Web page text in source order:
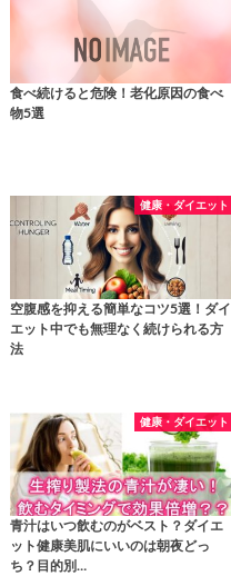
食べ続けると危険！老化原因の食べ
物5選
健康・ダイエット
空腹感を抑える簡単なコツ5選！ダイ
エット中でも無理なく続けられる方
法
健康・ダイエット
青汁はいつ飲むのがベスト？ダイエ
ット健康美肌にいいのは朝夜どっ
ち？目的別…